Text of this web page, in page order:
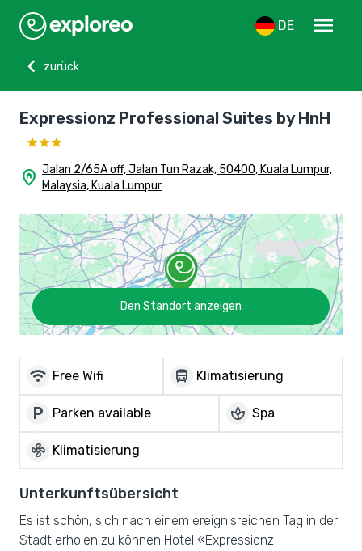
DE
menu
chevron_left
zurück
Expressionz Professional Suites by HnH
home_pin Jalan 2/65A off, Jalan Tun Razak, 50400, Kuala Lumpur,
Malaysia, Kuala Lumpur
Den Standort anzeigen
wifi Free Wifi directions_bus Klimatisierung
local_parking Parken available spa Spa
mode_fan Klimatisierung
Unterkunftsübersicht
Es ist schön, sich nach einem ereignisreichen Tag in der
Stadt erholen zu können Hotel «Expressionz